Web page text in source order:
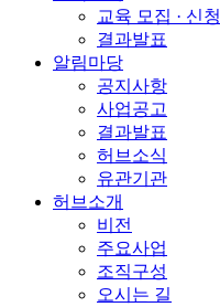
교육 모집 · 신청
결과발표
알림마당
공지사항
사업공고
결과발표
허브소식
유관기관
허브소개
비전
주요사업
조직구성
오시는 길